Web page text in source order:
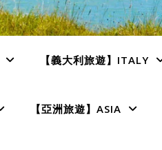
【義大利旅遊】ITALY
【亞洲旅遊】ASIA